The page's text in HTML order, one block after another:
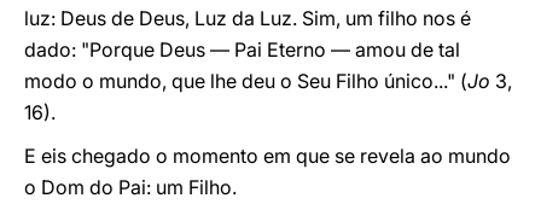
luz: Deus de Deus, Luz da Luz. Sim, um filho nos é
dado: "Porque Deus — Pai Eterno — amou de tal
modo o mundo, que lhe deu o Seu Filho único..." (Jo 3,
16).
E eis chegado o momento em que se revela ao mundo
o Dom do Pai: um Filho.